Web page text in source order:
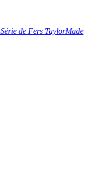
Série de Fers TaylorMade